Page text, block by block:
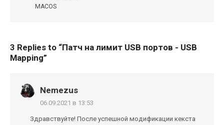
MACOS
3 Replies to “Патч на лимит USB портов - USB
Mapping”
Nemezus
06.09.2021 в 13:53
Здравствуйте! После успешной модификации кекста